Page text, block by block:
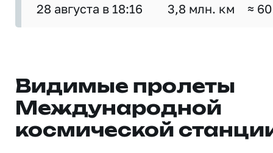
28 августа в 18:16 3,8 млн. км ≈
Видимые пролеты
Международной
космической